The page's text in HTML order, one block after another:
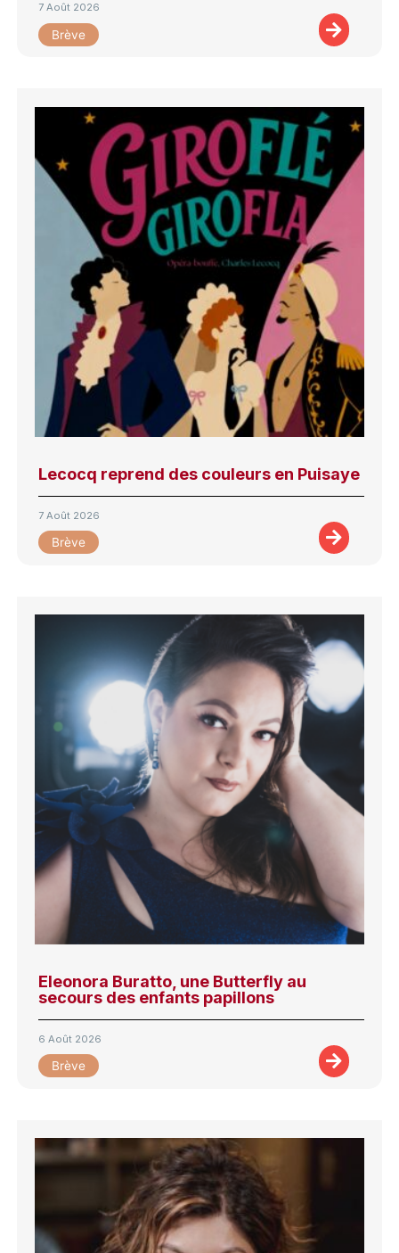
7 Août 2026
Brève
Lecocq reprend des couleurs en Puisaye
7 Août 2026
Brève
Eleonora Buratto, une Butterfly au
secours des enfants papillons
6 Août 2026
Brève